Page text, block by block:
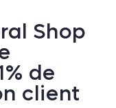
Shop
de
client